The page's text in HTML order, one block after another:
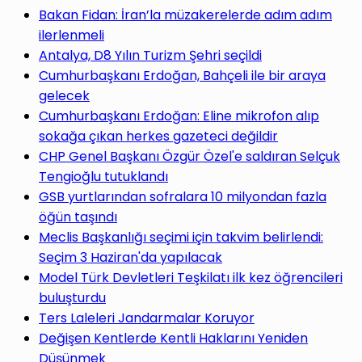
yap
...
Bakan Fidan: İran’la müzakerelerde adım adım
ilerlenmeli
Antalya, D8 Yılın Turizm Şehri seçildi
Cumhurbaşkanı Erdoğan, Bahçeli ile bir araya
gelecek
Cumhurbaşkanı Erdoğan: Eline mikrofon alıp
sokağa çıkan herkes gazeteci değildir
CHP Genel Başkanı Özgür Özel'e saldıran Selçuk
Tengioğlu tutuklandı
GSB yurtlarından sofralara 10 milyondan fazla
öğün taşındı
Meclis Başkanlığı seçimi için takvim belirlendi:
Seçim 3 Haziran'da yapılacak
Model Türk Devletleri Teşkilatı ilk kez öğrencileri
buluşturdu
Ters Laleleri Jandarmalar Koruyor
Değişen Kentlerde Kentli Haklarını Yeniden